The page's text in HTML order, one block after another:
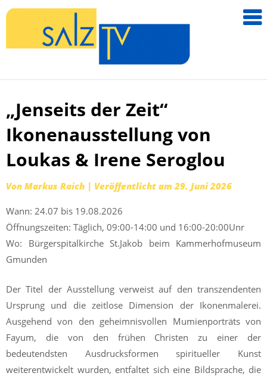
salzTV –
Zum
Inhalt
springen
„Jenseits der Zeit“
Ikonenausstellung von
Loukas & Irene Seroglou
Von Markus Raich | Veröffentlicht am29. Juni 2026
Wann: 24.07 bis 19.08.2026
Öffnungszeiten: Täglich, 09:00-14:00 und 16:00-20:00Unr
Wo: Bürgerspitalkirche St.Jakob beim Kammerhofmuseum
Gmunden
Der Titel der Ausstellung verweist auf den transzendenten
Ursprung und die zeitlose Dimension der Ikonenmalerei.
Ausgehend von den geheimnisvollen Mumienporträts von
Fayum, die von den frühen Christen zu einer der
bedeutendsten Ausdrucksformen spiritueller Kunst
weiterentwickelt wurden, entfaltet sich eine Bildsprache, die